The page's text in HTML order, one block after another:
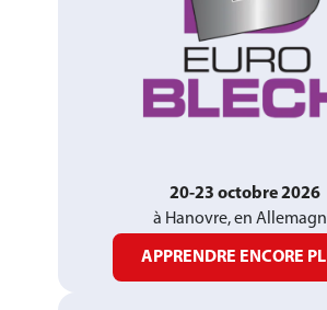
20-23 octobre 2026
à Hanovre, en
APPRENDRE ENCORE